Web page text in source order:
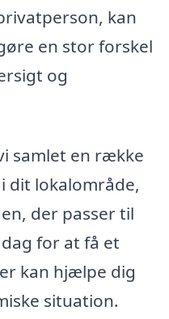
kan
en stor forskel
og
samlet en række
dit lokalområde,
der passer til
for at få et
kan hjælpe dig
situation.